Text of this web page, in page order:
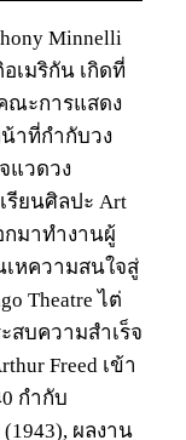
Minnelli
เมริกัน เกิดที่
ณะการแสดง
น้าที่กำกับวง
แวดวง
รียนศิลปะ Art
กมาทำงานผู้
เหความสนใจสู่
Theatre ไต่
สบความสำเร็จ
Freed เข้า
กำกับ
ผลงาน